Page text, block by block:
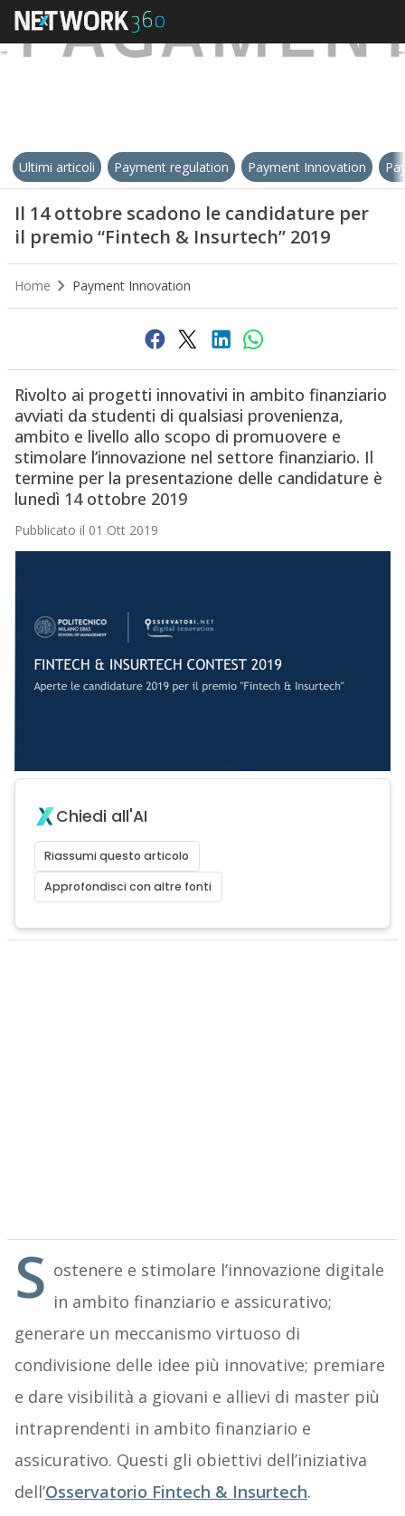
Ultimi articoli Payment regulation Payment Innovation
Il 14 ottobre scadono le candidature per
il premio “Fintech & Insurtech” 2019
Home Payment Innovation
Rivolto ai progetti innovativi in ambito finanziario
avviati da studenti di qualsiasi provenienza,
ambito e livello allo scopo di promuovere e
stimolare l’innovazione nel settore finanziario. Il
termine per la presentazione delle candidature è
lunedì 14 ottobre 2019
Pubblicato il 01 Ott 2019
Chiedi all'AI
Riassumi questo articolo
Approfondisci con altre fonti
S ostenere e stimolare l’innovazione digitale
in ambito finanziario e assicurativo;
generare un meccanismo virtuoso di
condivisione delle idee più innovative; premiare
e dare visibilità a giovani e allievi di master più
intraprendenti in ambito finanziario e
assicurativo. Questi gli obiettivi dell’iniziativa
dell’Osservatorio Fintech & Insurtech.